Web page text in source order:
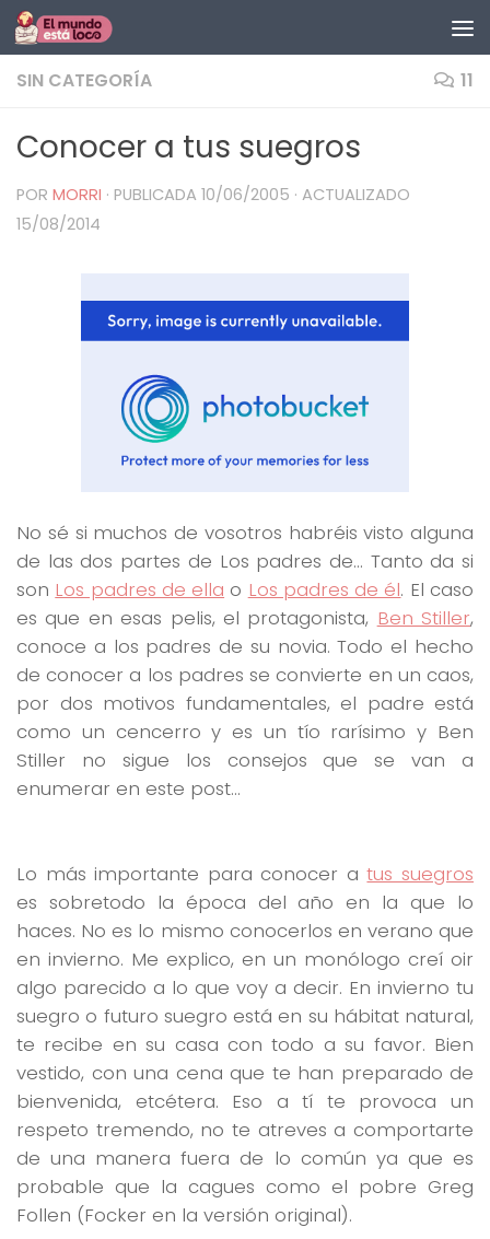
Saltar al contenido
SIN CATEGORÍA 11
Conocer a tus suegros
POR MORRI · PUBLICADA 10/06/2005 · ACTUALIZADO
15/08/2014
No sé si muchos de vosotros habréis visto alguna
de las dos partes de Los padres de… Tanto da si
son Los padres de ella o Los padres de él. El caso
es que en esas pelis, el protagonista, Ben Stiller,
conoce a los padres de su novia. Todo el hecho
de conocer a los padres se convierte en un caos,
por dos motivos fundamentales, el padre está
como un cencerro y es un tío rarísimo y Ben
Stiller no sigue los consejos que se van a
enumerar en este post…
Lo más importante para conocer atus suegros
es sobretodo la época del año en la que lo
haces. No es lo mismo conocerlos en verano que
en invierno. Me explico, en un monólogo creí oir
algo parecido a lo que voy a decir. En invierno tu
suegro o futuro suegro está en su hábitat natural,
te recibe en su casa con todo a su favor. Bien
vestido, con una cena que te han preparado de
bienvenida, etcétera. Eso a tí te provoca un
respeto tremendo, no te atreves a comportarte
de una manera fuera de lo común ya que es
probable que la cagues como el pobre Greg
Follen (Focker en la versión original).